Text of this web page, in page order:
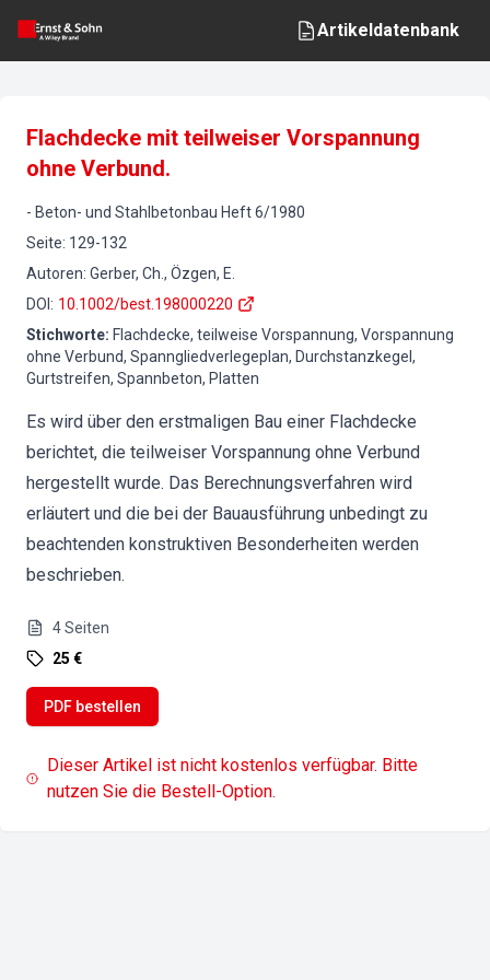
Artikeldatenbank
Flachdecke mit teilweiser Vorspannung
ohne Verbund.
- Beton- und Stahlbetonbau Heft6/1980
Seite: 129-132
Autoren: Gerber, Ch., Özgen, E.
DOI : 10.1002/best.198000220
Stichworte: Flachdecke, teilweise Vorspannung, Vorspannung
ohne Verbund, Spanngliedverlegeplan, Durchstanzkegel,
Gurtstreifen, Spannbeton, Platten
Es wird über den erstmaligen Bau einer Flachdecke
berichtet, die teilweiser Vorspannung ohne Verbund
hergestellt wurde. Das Berechnungsverfahren wird
erläutert und die bei der Bauausführung unbedingt zu
beachtenden konstruktiven Besonderheiten werden
beschrieben.
4Seiten
25 €
PDF bestellen
Dieser Artikel ist nicht kostenlos verfügbar. Bitte
nutzen Sie die Bestell-Option.